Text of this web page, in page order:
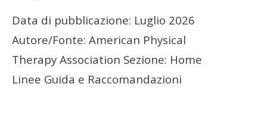
Data di pubblicazione: Luglio 2026
Autore/Fonte: American Physical
Therapy Association Sezione: Home
Linee Guida e Raccomandazioni